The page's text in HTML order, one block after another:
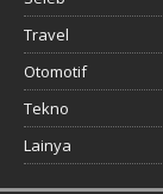
Travel
Otomotif
Tekno
Lainya